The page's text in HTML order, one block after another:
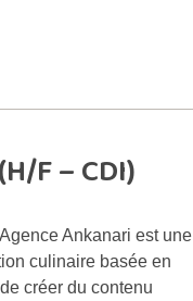
F – CDI)
Ankanari est une
culinaire basée en
créer du contenu